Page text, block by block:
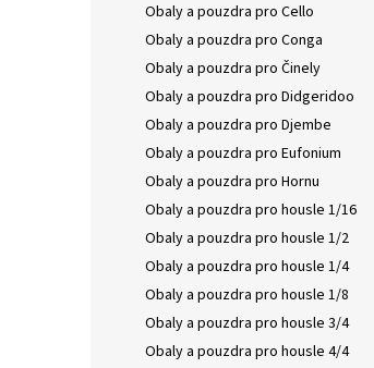
Obaly a pouzdra pro Cello
Obaly a pouzdra pro Conga
Obaly a pouzdra pro Činely
Obaly a pouzdra pro Didgeridoo
Obaly a pouzdra pro Djembe
Obaly a pouzdra pro Eufonium
Obaly a pouzdra pro Hornu
Obaly a pouzdra pro housle 1/16
Obaly a pouzdra pro housle 1/2
Obaly a pouzdra pro housle 1/4
Obaly a pouzdra pro housle 1/8
Obaly a pouzdra pro housle 3/4
Obaly a pouzdra pro housle 4/4